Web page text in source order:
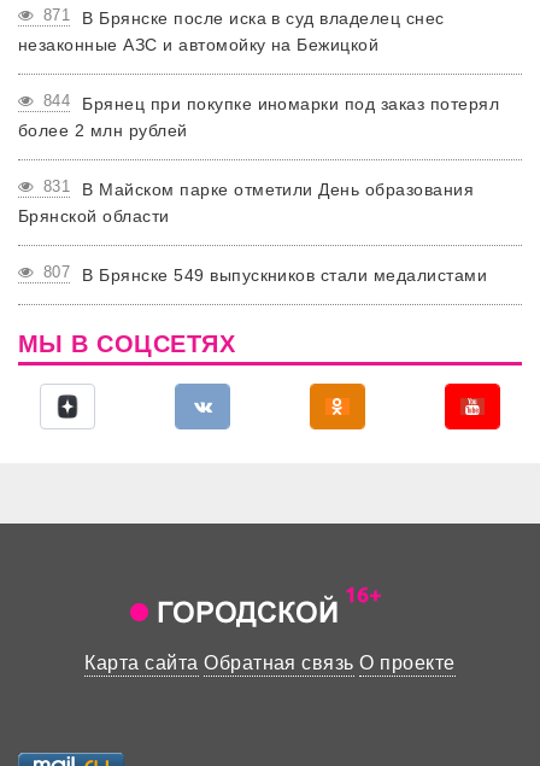
871
В Брянске после иска в суд владелец снес
незаконные АЗС и автомойку на Бежицкой
844
Брянец при покупке иномарки под заказ потерял
более 2 млн рублей
831
В Майском парке отметили День образования
Брянской области
807 В Брянске 549 выпускников стали медалистами
МЫ В СОЦСЕТЯХ
Карта сайта Обратная связь О проекте